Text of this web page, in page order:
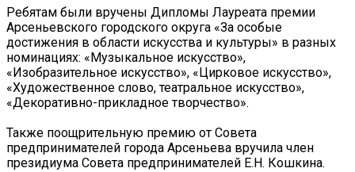
Ребятам были вручены Дипломы Лауреата премии
Арсеньевского городского округа «За особые
достижения в области искусства и культуры» в разных
номинациях: «Музыкальное искусство»,
«Изобразительное искусство», «Цирковое искусство»,
«Художественное слово, театральное искусство»,
«Декоративно-прикладное творчество».
Также поощрительную премию от Совета
предпринимателей города Арсеньева вручила член
президиума Совета предпринимателей Е.Н. Кошкина.